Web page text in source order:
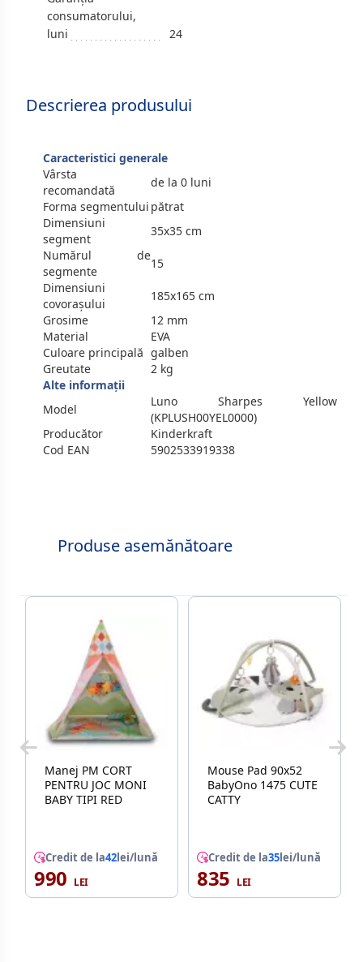
consumatorului,
luni
24
Descrierea produsului
Caracteristici generale
Vârsta
recomandată
de la 0 luni
Forma segmentului pătrat
Dimensiuni
segment
35x35 cm
Numărul de
segmente
15
Dimensiuni
covorașului
185x165 cm
Grosime
12 mm
Material
EVA
Culoare principală galben
Greutate
2 kg
Alte informații
Model
Luno Sharpes Yellow
(KPLUSH00YEL0000)
Producător
Kinderkraft
Cod EAN
5902533919338
Produse asemănătoare
Manej PM CORT
PENTRU JOC MONI
BABY TIPI RED
Credit de la42lei/lună
990
Mouse Pad 90x52
BabyOno 1475 CUTE
CATTY
Credit de la35lei/lună
835